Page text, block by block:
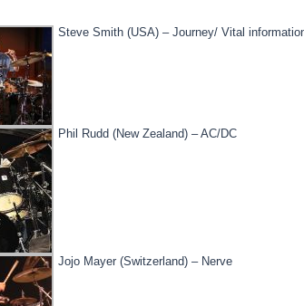
Steve Smith (USA) – Journey/ Vital
Phil Rudd (New Zealand) – AC/DC
Jojo Mayer (Switzerland) – Nerve